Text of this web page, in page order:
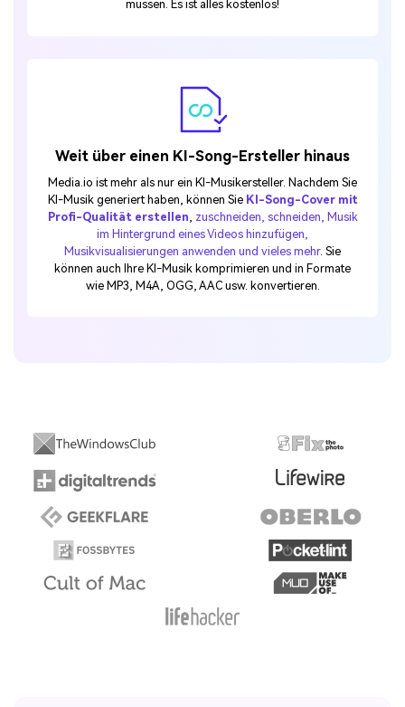
müssen. Es ist alles kostenlos!
Weit über einen KI-Song-Ersteller hinaus
Media.io ist mehr als nur ein KI-Musikersteller. Nachdem Sie
KI-Musik generiert haben, können Sie KI-Song-Cover mit
Profi-Qualität erstellen zuschneiden, schneiden, Musik
im Hintergrund eines Videos hinzufügen,
Musikvisualisierungen anwenden und vieles mehr. Sie
können auch Ihre KI-Musik komprimieren und in Formate
wie MP3, M4A, OGG, AAC usw. konvertieren.